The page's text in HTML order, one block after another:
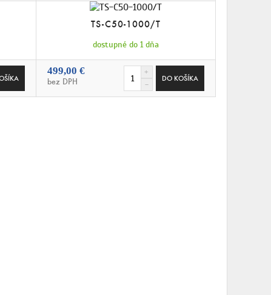
TS-C50-1000/T
dostupné do 1 dňa
499,00 €
bez DPH